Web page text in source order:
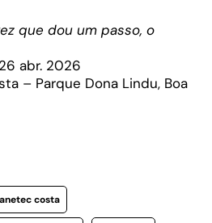
que dou um passo, o
abr. 2026
– Parque Dona Lindu, Boa
costa